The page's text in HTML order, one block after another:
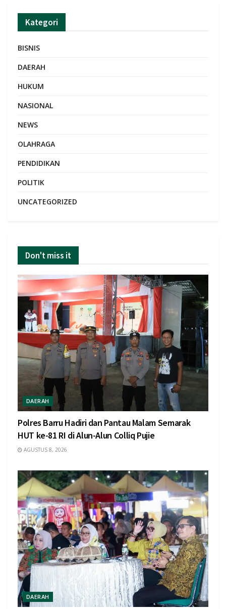
Kategori
BISNIS
DAERAH
HUKUM
NASIONAL
NEWS
OLAHRAGA
PENDIDIKAN
POLITIK
UNCATEGORIZED
Don't miss it
DAERAH
Polres Barru Hadiri dan Pantau Malam Semarak
HUT ke-81 RI di Alun-Alun Colliq Pujie
AGUSTUS 8, 2026
DAERAH